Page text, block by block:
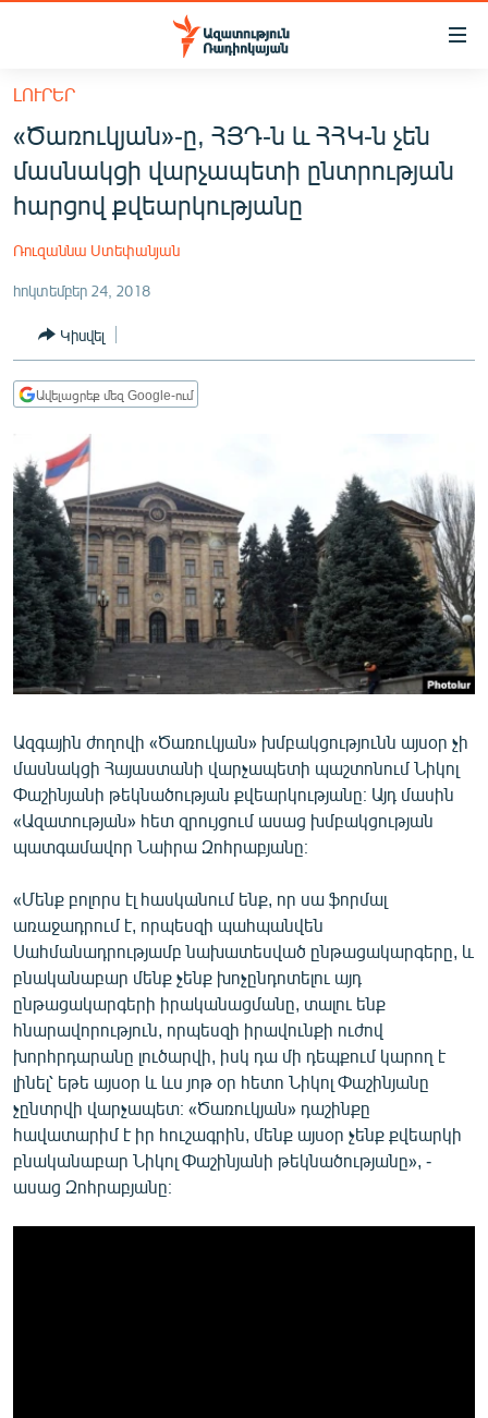
Մատչելիության
հիմնական
բովանդակությանը
Անցնել
հիմնական
մենյուին
ՔԱՂԱՔԱԿԱՆ
ՏՆՏԵՍՈՒԹՅՈՒՆ
ՂԱՐԱԲԱՂ
ՏԱՐԱԾԱՇՐՋԱՆ
ՄԻՋԱԶԳԱՅԻՆ
ՄՇԱԿՈՒՅԹ
ՍՊՈՐՏ
ՄԵԿՆԱԲԱՆՈՒԹՅՈՒՆ
ՏՏ ԵՒ ԻՆՏԵՐՆԵՏ
ԱՐԽԻՎ
ՏԵՍԱՆՅՈՒԹԵՐ
ԲԱՆԱՎԵՃ
ՁԳՏԵԼՈՎ ԼԱՎԱԳՈՒՅՆԻՆ
ՓՈԴՔԱՍԹ
Հայերեն
English
Русский
ՀԵՏԵՎԵՔ ՄԵԶ
ԼՈՒՐԵՐ
«Ծառուկյան»-ը, ՀՅԴ-ն և ՀՀԿ-ն չեն
մասնակցի վարչապետի ընտրության
հարցով քվեարկությանը
Ռուզաննա Ստեփանյան
հոկտեմբեր 24, 2018
Կիսվել
Ավելացրեք մեզ Google-ում
Ազգային ժողովի «Ծառուկյան» խմբակցությունն այսօր չի
մասնակցի Հայաստանի վարչապետի պաշտոնում Նիկոլ
Փաշինյանի թեկնածության քվեարկությանը։ Այդ մասին
«Ազատության» հետ զրույցում ասաց խմբակցության
պատգամավոր Նաիրա Զոհրաբյանը։
«Մենք բոլորս էլ հասկանում ենք, որ սա ֆորմալ
առաջադրում է, որպեսզի պահպանվեն
Սահմանադրությամբ նախատեսված ընթացակարգերը, և
բնականաբար մենք չենք խոչընդոտելու այդ
ընթացակարգերի իրականացմանը, տալու ենք
հնարավորություն, որպեսզի իրավունքի ուժով
խորհրդարանը լուծարվի, իսկ դա մի դեպքում կարող է
լինել՝ եթե այսօր և ևս յոթ օր հետո Նիկոլ Փաշինյանը
չընտրվի վարչապետ։ «Ծառուկյան» դաշինքը
հավատարիմ է իր հուշագրին, մենք այսօր չենք քվեարկի
բնականաբար Նիկոլ Փաշինյանի թեկնածությանը», -
ասաց Զոհրաբյանը։